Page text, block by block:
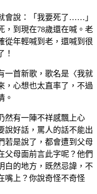
會說：「我要死了……」
，到現在78歲還在喊。老
從年輕喊到老，還喊到很
！
一首新歌，歌名是〈我就
，心想也太直率了，不過
。
然有一陣不祥感飄上心
說好話，罵人的話不能出
若是說了，都會遭到父母
父母面前言此字呢？他們
白的地方，既然忌諱，不
嘴上？你說奇怪不奇怪